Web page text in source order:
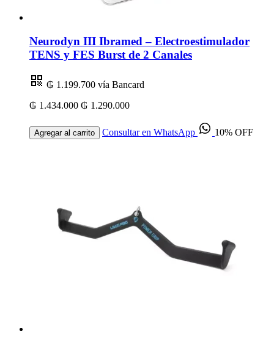
Neurodyn III Ibramed – Electroestimulador
TENS y FES Burst de 2 Canales
₲ 1.199.700 vía Bancard
₲ 1.434.000 ₲ 1.290.000
Agregar al carrito Consultar en WhatsApp 10% OFF